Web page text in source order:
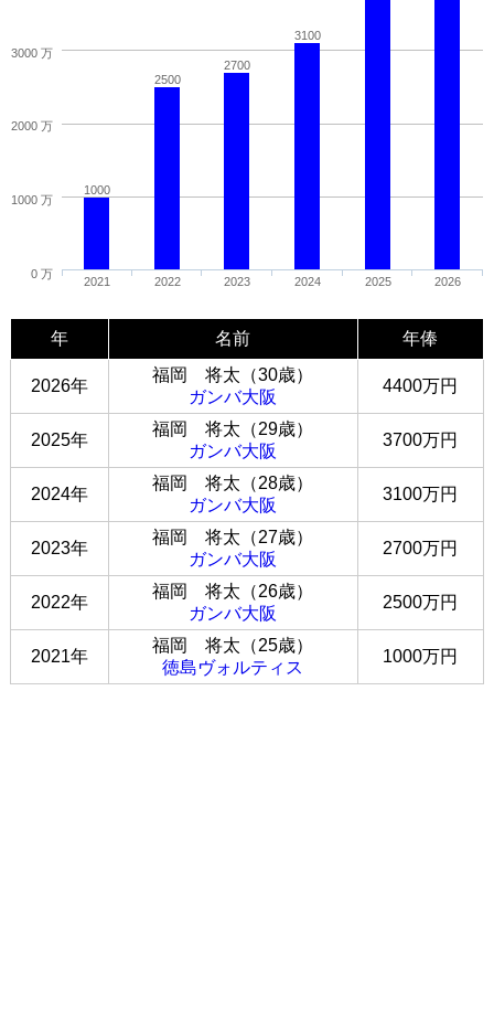
1000
2500
2700
3100
2021 2022 2023 2024 2025 2026
0 万
1000 万
2000 万
3000 万
年 名前 年俸
2026年
福岡 将太（30歳）
ガンバ大阪
4400万円
2025年
福岡 将太（29歳）
ガンバ大阪
3700万円
2024年
福岡 将太（28歳）
ガンバ大阪
3100万円
2023年
福岡 将太（27歳）
ガンバ大阪
2700万円
2022年
福岡 将太（26歳）
ガンバ大阪
2500万円
2021年
福岡 将太（25歳）
徳島ヴォルティス
1000万円